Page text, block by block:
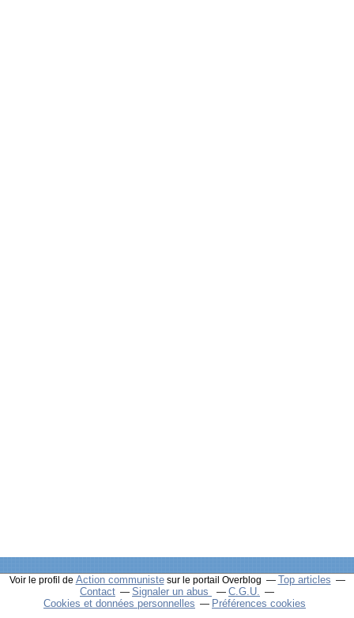
Voir le profil de Action communistesur le portail Overblog
Top articles
Contact
Signaler un abus
C.G.U.
Cookies et données personnelles
Préférences cookies